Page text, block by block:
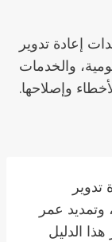
إعادة تدوير
والخدمات
وإصلاحها.
تدوير
وتمديد عمر
الدليل